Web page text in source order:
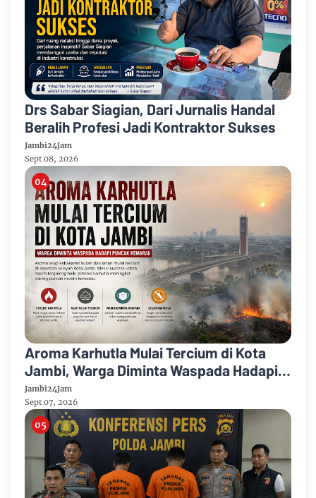
Drs Sabar Siagian, Dari Jurnalis Handal
Beralih Profesi Jadi Kontraktor Sukses
Jambi24Jam
Sept 08, 2026
Aroma Karhutla Mulai Tercium di Kota
Jambi, Warga Diminta Waspada Hadapi
Puncak Kemarau
Jambi24Jam
Sept 07, 2026